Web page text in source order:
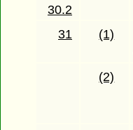
30.2
31
(1)
(2)